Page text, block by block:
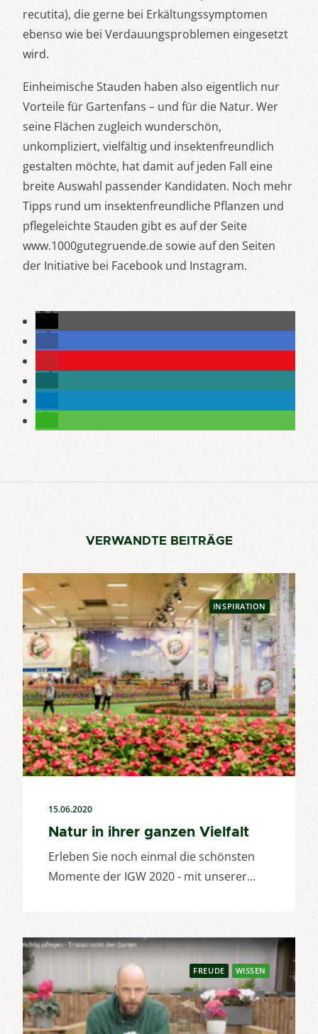
recutita), die gerne bei Erkältungssymptomen
ebenso wie bei Verdauungsproblemen eingesetzt
wird.
Einheimische Stauden haben also eigentlich nur
Vorteile für Gartenfans – und für die Natur. Wer
seine Flächen zugleich wunderschön,
unkompliziert, vielfältig und insektenfreundlich
gestalten möchte, hat damit auf jeden Fall eine
breite Auswahl passender Kandidaten. Noch mehr
Tipps rund um insektenfreundliche Pflanzen und
pflegeleichte Stauden gibt es auf der Seite
www.1000gutegruende.de sowie auf den Seiten
der Initiative bei Facebook und Instagram.
VERWANDTE BEITRÄGE
INSPIRATION
15.06.2020
Natur in ihrer ganzen Vielfalt
Erleben Sie noch einmal die schönsten
Momente der IGW 2020 - mit unserer…
FREUDE WISSEN